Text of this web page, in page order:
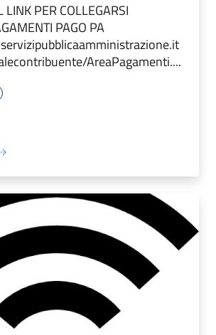
LINK PER COLLEGARSI
PAGO PA
AreaPagamenti....